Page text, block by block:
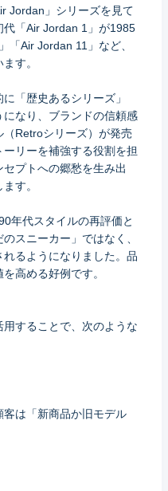
Jordan」シリーズを見て
代「Air Jordan 1」が1985
「Air Jordan 11」など、
す。
「歴史あるシリーズ」
になり、ブランドの信頼感
Retroシリーズ）が発売
リーを補強する役割を担
プトへの郷愁を生み出
す。
年代スタイルの再評価と
スニーカー」ではなく、
れるようになりました。品
高める好例です。
することで、次のような
は「新商品か旧モデル